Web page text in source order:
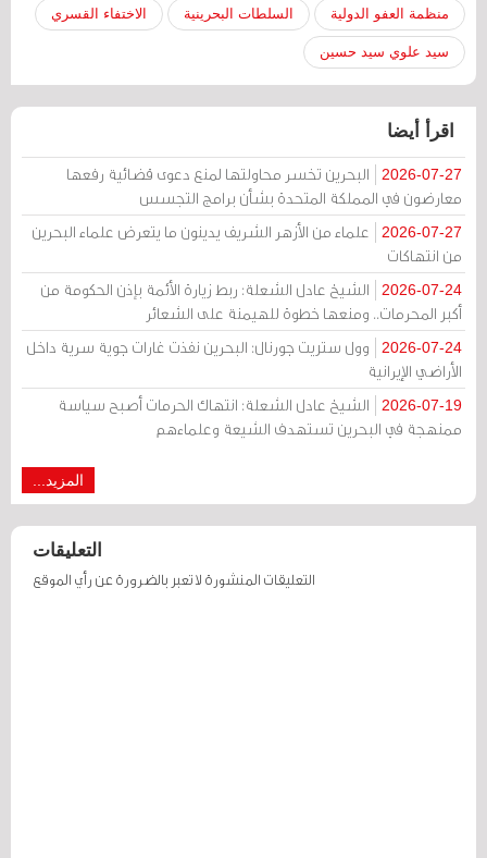
منظمة العفو الدولية السلطات البحرينية الاختفاء القسري
سيد علوي سيد حسين
اقرأ أيضا
2026-07-27
البحرين تخسر محاولتها لمنع دعوى قضائية رفعها
معارضون في المملكة المتحدة بشأن برامج التجسس
2026-07-27
علماء من الأزهر الشريف يدينون ما يتعرض علماء البحرين
من انتهاكات
2026-07-24
الشيخ عادل الشعلة: ربط زيارة الأئمة بإذن الحكومة من
أكبر المحرمات.. ومنعها خطوة للهيمنة على الشعائر
2026-07-24
وول ستريت جورنال: البحرين نفذت غارات جوية سرية داخل
الأراضي الإيرانية
2026-07-19
الشيخ عادل الشعلة: انتهاك الحرمات أصبح سياسة
ممنهجة في البحرين تستهدف الشيعة وعلماءهم
المزيد...
التعليقات
التعليقات المنشورة لا تعبر بالضرورة عن رأي الموقع